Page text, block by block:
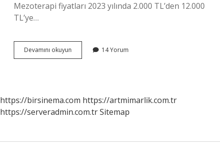
Mezoterapi fiyatları 2023 yılında 2.000 TL’den 12.000
TL’ye…
Devamını okuyun
Mezoterapi
14 Yorum
https://birsinema.com https://artmimarlik.com.tr
https://serveradmin.com.trSitemap